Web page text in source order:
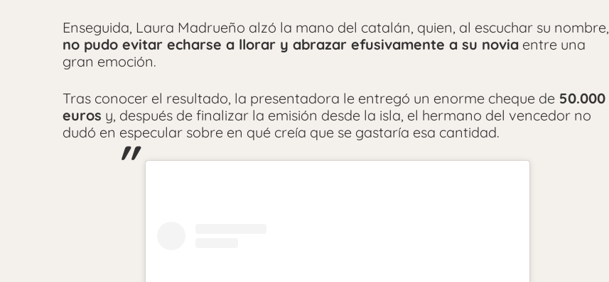
Enseguida, Laura Madrueño alzó la mano del catalán, quien, al escuchar su nombre,
no pudo evitar echarse a llorar y abrazar efusivamente a su novia entre una
gran emoción.
Tras conocer el resultado, la presentadora le entregó un enorme cheque de 50.000
euros y, después de finalizar la emisión desde la isla, el hermano del vencedor no
dudó en especular sobre en qué creía que se gastaría esa cantidad.